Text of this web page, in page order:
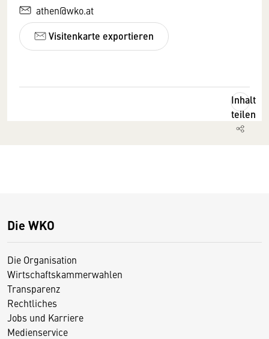
athen@wko.at
Visitenkarte exportieren
Inhalt
teilen
Die WKO
Die Organisation
Wirtschaftskammerwahlen
Transparenz
Rechtliches
Jobs und Karriere
Medienservice